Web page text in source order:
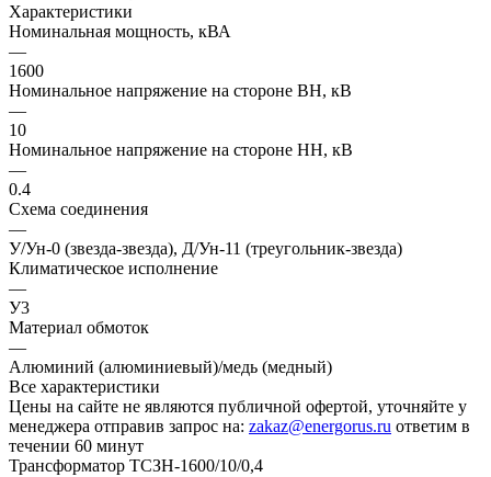
Характеристики
Номинальная мощность, кВА
—
1600
Номинальное напряжение на стороне ВН, кВ
—
10
Номинальное напряжение на стороне НН, кВ
—
0.4
Схема соединения
—
У/Ун-0 (звезда-звезда), Д/Ун-11 (треугольник-звезда)
Климатическое исполнение
—
У3
Материал обмоток
—
Алюминий (алюминиевый)/медь (медный)
Все характеристики
Цены на сайте не являются публичной офертой, уточняйте у
менеджера отправив запрос на: zakaz@energorus.ru ответим в
течении 60 минут
Трансформатор ТСЗН-1600/10/0,4